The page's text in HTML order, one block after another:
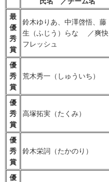
最
優
秀
賞
鈴木ゆりあ、中澤啓悟、藤
生（ふじう）らな ／爽快
フレッシュ
優
秀
賞
荒木秀一（しゅういち）
優
秀
賞
高塚拓実（たくみ）
優
秀
賞
鈴木栄詞（たかのり）
優